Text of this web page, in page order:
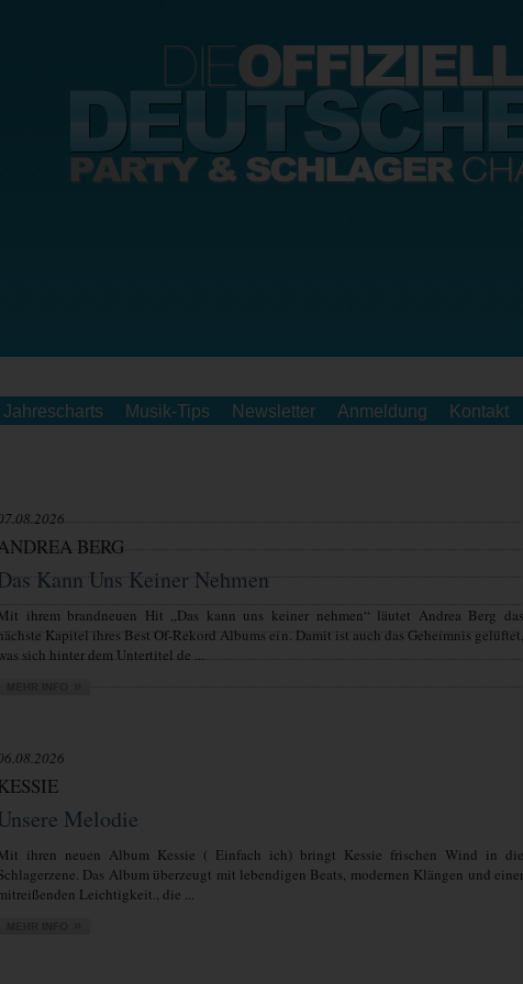
Jahrescharts Musik-Tips Newsletter Anmeldung Kontakt
BERG
Kann Uns Keiner Nehmen
ihrem brandneuen Hit „Das kann uns keiner nehmen“ läutet Andrea Berg das
Kapitel ihres Best Of-Rekord Albums ein. Damit ist auch das Geheimnis gelüftet,
sich hinter dem Untertitel de ...
Melodie
ihren neuen Album Kessie ( Einfach ich) bringt Kessie frischen Wind in die
Das Album überzeugt mit lebendigen Beats, modernen Klängen und einer
Leichtigkeit., die ...